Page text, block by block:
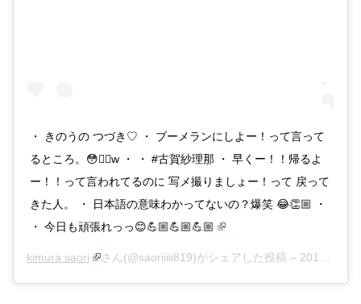
・ きのうの つづき♡ ・ ブーメランにしよー！って言って
るところ。😳☝🏼w ・ ・ #古賀紗理那 ・ 早くー！！帰るよ
ー！！って言われてるのに 写メ撮りましょー！って 戻って
きた人。 ・ 日本語の意味わかってないの？爆笑 😂👏🏼 ・
・ 今日も頑張れっっ😊💪🏼💪🏼💪🏼
kimura saori さん(@saoriiiii819)がシェアした投稿 – 2017年 5月月9日午後4時15分PDT